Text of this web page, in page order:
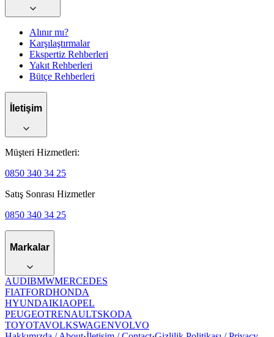
Alınır mı?
Karşılaştırmalar
Ekspertiz Rehberleri
Yakıt Rehberleri
Bütçe Rehberleri
İletişim
Müşteri Hizmetleri:
0850 340 34 25
Satış Sonrası Hizmetler
0850 340 34 25
Markalar
AUDIBMWMERCEDES
FIATFORDHONDA
HYUNDAIKIAOPEL
PEUGEOTRENAULTSKODA
TOYOTAVOLKSWAGENVOLVO